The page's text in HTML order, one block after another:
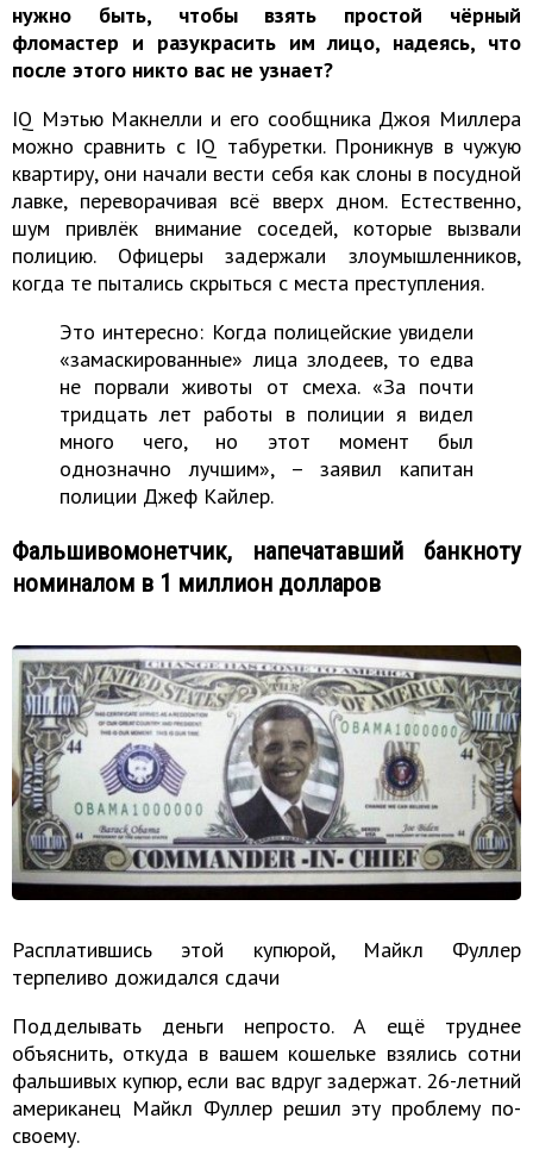
нужно быть, чтобы взять простой чёрный
фломастер и разукрасить им лицо, надеясь, что
после этого никто вас не узнает?
IQ Мэтью Макнелли и его сообщника Джоя Миллера
можно сравнить с IQ табуретки. Проникнув в чужую
квартиру, они начали вести себя как слоны в посудной
лавке, переворачивая всё вверх дном. Естественно,
шум привлёк внимание соседей, которые вызвали
полицию. Офицеры задержали злоумышленников,
когда те пытались скрыться с места преступления.
Это интересно: Когда полицейские увидели
«замаскированные» лица злодеев, то едва
не порвали животы от смеха. «За почти
тридцать лет работы в полиции я видел
много чего, но этот момент был
однозначно лучшим», – заявил капитан
полиции Джеф Кайлер.
Фальшивомонетчик, напечатавший банкноту
номиналом в 1 миллион долларов
Расплатившись этой купюрой, Майкл Фуллер
терпеливо дожидался сдачи
Подделывать деньги непросто. А ещё труднее
объяснить, откуда в вашем кошельке взялись сотни
фальшивых купюр, если вас вдруг задержат. 26-летний
американец Майкл Фуллер решил эту проблему по-
своему.